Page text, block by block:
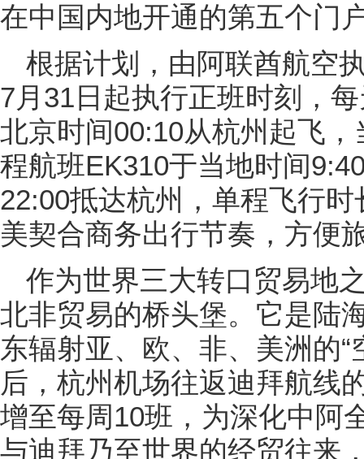
在中国内地开通的第五个门
根据计划，由阿联酋航空
7月31日起执行正班时刻，
北京时间00:10从杭州起飞
程航班EK310于当地时间
22:00抵达杭州，单程飞行
美契合商务出行节奏，方便
作为世界三大转口贸易地
北非贸易的桥头堡。它是陆
东辐射亚、欧、非、美洲的
后，杭州机场往返迪拜航线
增至每周10班，为深化中阿
与迪拜乃至世界的经贸往来